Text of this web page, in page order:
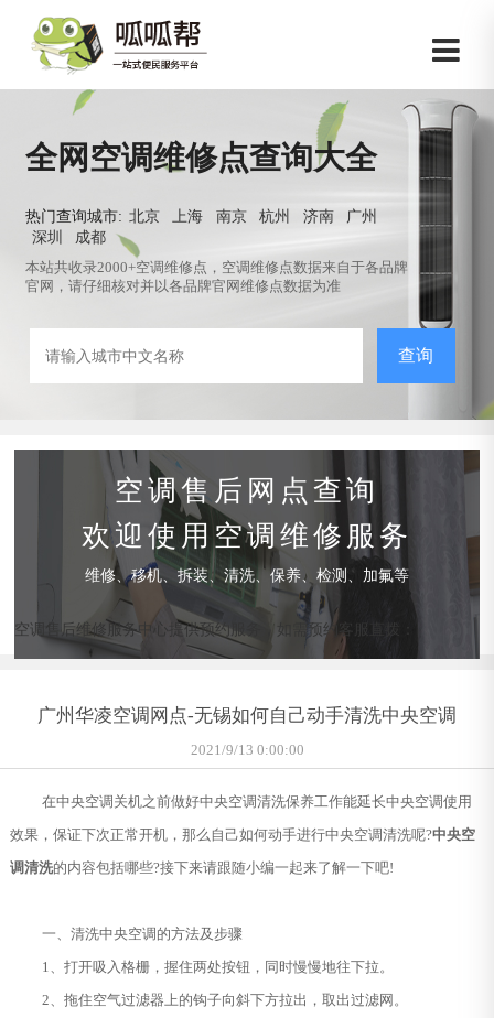
全网空调维修点查询大全
热门查询城市: 北京 上海 南京 杭州 济南
广州
深圳
成都
本站共收录2000+空调维修点，空调维修点数据来自于各品牌
官网，请仔细核对并以各品牌官网维修点数据为准
查询
空调售后网点查询
欢迎使用空调维修服务
维修、移机、拆装、清洗、保养、检测、加氟等
空调售后维修服务中心提供预约服务，如需预约客服直拨：
广州华凌空调网点-无锡如何自己动手清洗中央空调
2021/9/13 0:00:00
在中央空调关机之前做好中央空调清洗保养工作能延长中央空调使用
效果，保证下次正常开机，那么自己如何动手进行中央空调清洗呢?中央空
调清洗的内容包括哪些?接下来请跟随小编一起来了解一下吧!
一、清洗中央空调的方法及步骤
1、打开吸入格栅，握住两处按钮，同时慢慢地往下拉。
2、拖住空气过滤器上的钩子向斜下方拉出，取出过滤网。